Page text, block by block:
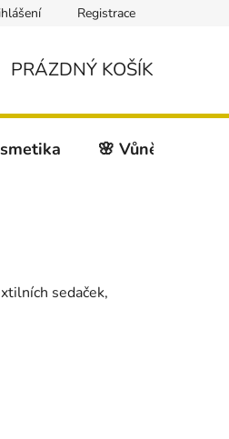
Registrace
PRÁZDNÝ KOŠÍK
🌸 Vůně do auta
sedaček,